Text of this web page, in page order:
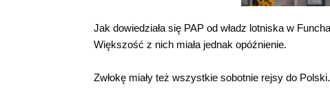
Jak dowiedziała się PAP od władz lotniska w
Większość z nich miała jednak opóźnienie.
Zwłokę miały też wszystkie sobotnie rejsy do